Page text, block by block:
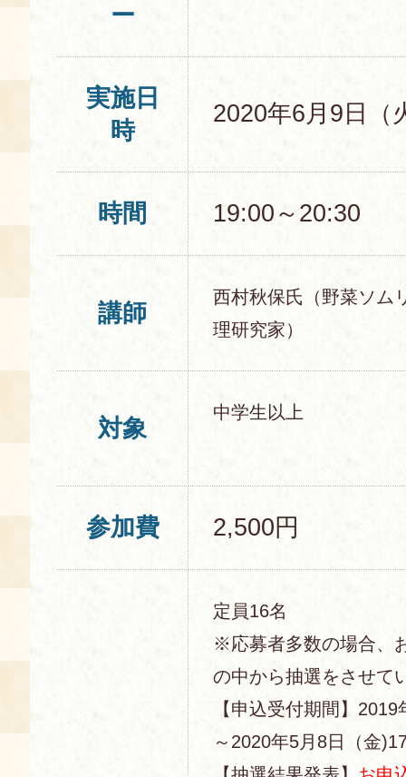
ー
実施日
時
2020年6月9日（
時間 19:00～20:30
講師
西村秋保氏（野菜ソム
理研究家）
対象
中学生以上
参加費 2,500円
定員16名
※応募者多数の場合、
の中から抽選をさせて
【申込受付期間】
～2020年5月8日（金